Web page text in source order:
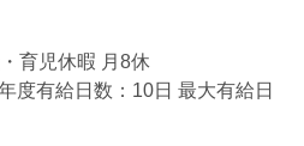
育児休暇 月8休
度有給日数：10日 最大有給日